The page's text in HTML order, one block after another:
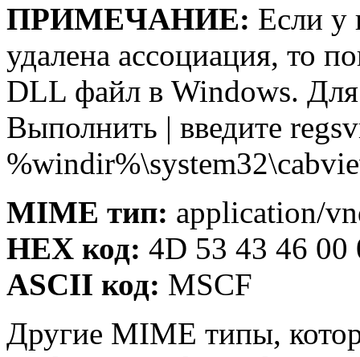
ПРИМЕЧАНИЕ: Если у
удалена ассоциация, то
DLL файл в Windows.
Выполнить | введите
MIME тип: application/
HEX код: 4D 53 43 46 00
ASCII код: MSCF
Другие MIME типы,